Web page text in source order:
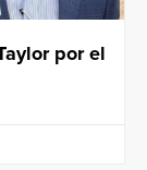
por el